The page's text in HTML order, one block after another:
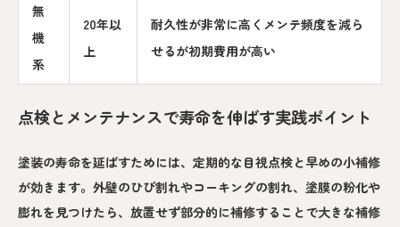
無
機
系
20年以
上
耐久性が非常に高くメンテ頻度を減ら
せるが初期費用が高い
点検とメンテナンスで寿命を伸ばす実践ポイント
塗装の寿命を延ばすためには、定期的な目視点検と早めの小補修
が効きます。外壁のひび割れやコーキングの割れ、塗膜の粉化や
膨れを見つけたら、放置せず部分的に補修することで大きな補修